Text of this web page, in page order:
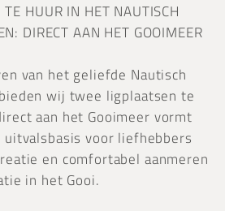
HUUR IN HET NAUTISCH
DIRECT AAN HET GOOIMEER
van het geliefde Nautisch
wij twee ligplaatsen te
aan het Gooimeer vormt
voor liefhebbers
en comfortabel aanmeren
in het Gooi.